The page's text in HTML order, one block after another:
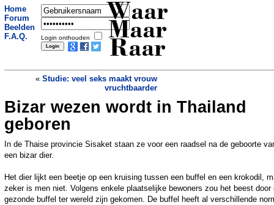
Home
Forum
Beelden
F.A.Q.
Login onthouden
Waar
Maar
Raar
« Studie: veel seks maakt vrouw
vruchtbaarder
Paniek: glazen brug China breekt op
kilometer hoogte »
Bizar wezen wordt in Thailand
geboren
In de Thaise provincie Sisaket staan ze voor een raadsel na de geboorte
een bizar dier.
Het dier lijkt een beetje op een kruising tussen een buffel en een krokodil,
zeker is men niet. Volgens enkele plaatselijke bewoners zou het beest door
gezonde buffel ter wereld zijn gekomen. De buffel heeft al verschillende